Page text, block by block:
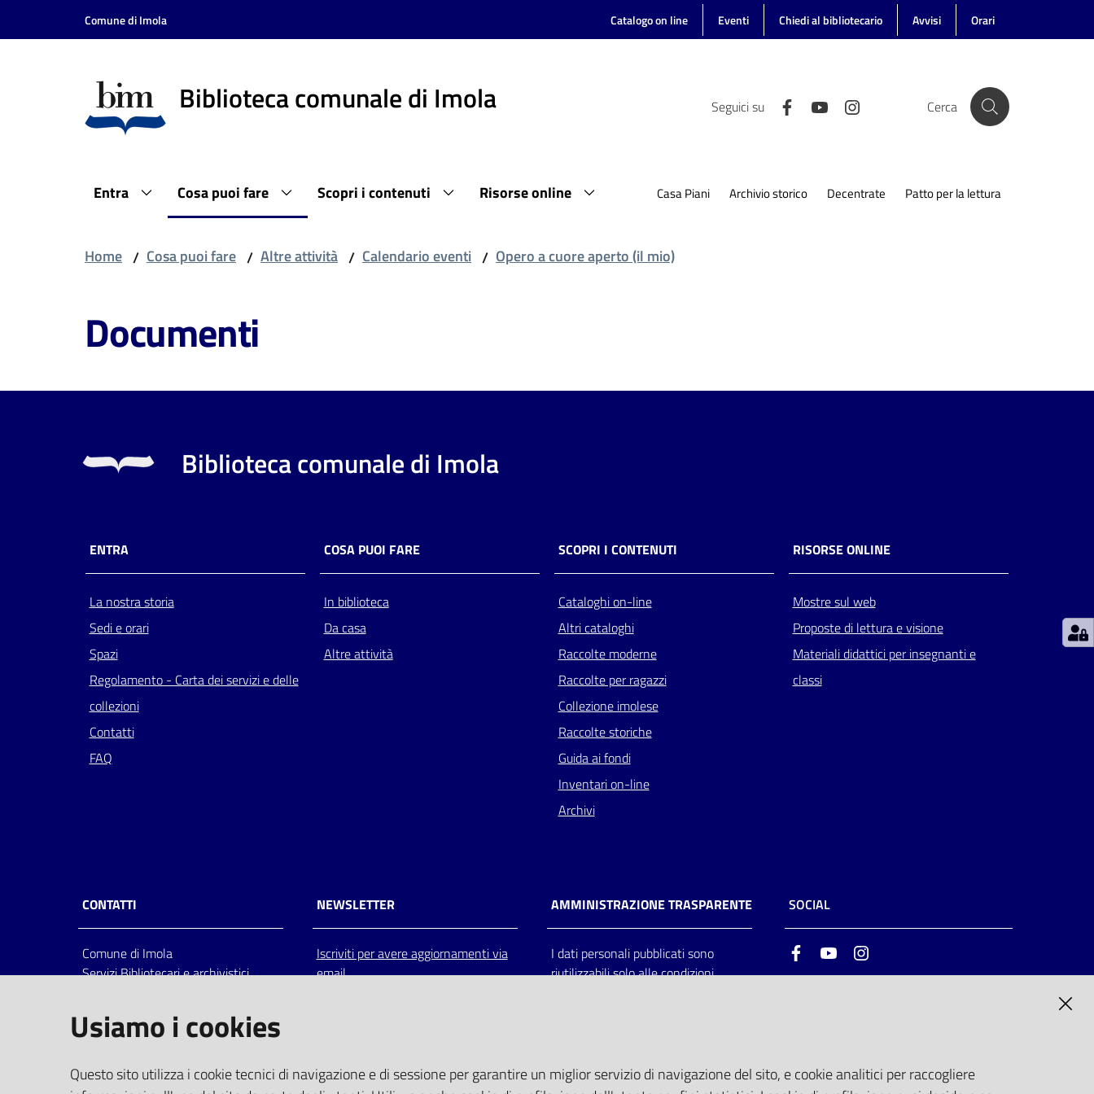
Vai al contenuto
Vai alla navigazione
Comune di Imola Catalogo on line Eventi Chiedi al bibliotecario Avvisi Orari
Biblioteca comunale di Imola Seguici su Cerca
Entra Cosa puoi fare Scopri i contenuti Risorse online Casa Piani Archivio storico Decentrate Patto per la lettura
Home / Cosa puoi fare / Altre attività / Calendario eventi / Opero a cuore aperto (il mio)
Documenti
Biblioteca comunale di Imola
ENTRA
La nostra storia
Sedi e orari
Spazi
Regolamento - Carta dei servizi e delle
collezioni
Contatti
FAQ
COSA PUOI FARE
In biblioteca
Da casa
Altre attività
SCOPRI I CONTENUTI
Cataloghi on-line
Altri cataloghi
Raccolte moderne
Raccolte per ragazzi
Collezione imolese
Raccolte storiche
Guida ai fondi
Inventari on-line
Archivi
RISORSE ONLINE
Mostre sul web
Proposte di lettura e visione
Materiali didattici per insegnanti e
classi
CONTATTI
Comune di Imola
Servizi Bibliotecari e archivistici
Italia
centralino: tel 0542.6026.36 fax
bim@comune.imola.bo.it
PEC
NEWSLETTER
Iscriviti per avere aggiornamenti via
email
AMMINISTRAZIONE TRASPARENTE
I dati personali pubblicati sono
riutilizzabili solo alle condizioni
SOCIAL
FacebookYoutube
Usiamo i cookies
Questo sito utilizza i cookie tecnici di navigazione e di sessione per garantire un miglior servizio di navigazione del sito, e cookie analitici per raccogliere